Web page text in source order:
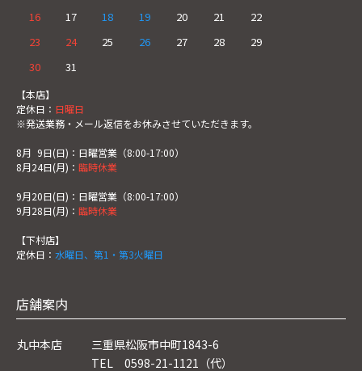
16
17 18 19 20 21
22
23
24 25 26 27 28
29
30
31
【本店】
定休日： 日曜日
※発送業務・メール返信をお休みさせていただきます。
8月 9日(日)：日曜営業（8:00-17:00）
8月24日(月)： 臨時休業
9月20日(日)：日曜営業（8:00-17:00）
9月28日(月)： 臨時休業
【下村店】
定休日： 水曜日、第1・第3火曜日
店舗案内
丸中本店
三重県松阪市中町1843-6
TEL 0598-21-1121（代）